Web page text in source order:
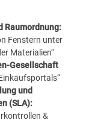
Raumordnung:
Fenstern unter
Materialien“
Gesellschaft
und
(SLA):
&